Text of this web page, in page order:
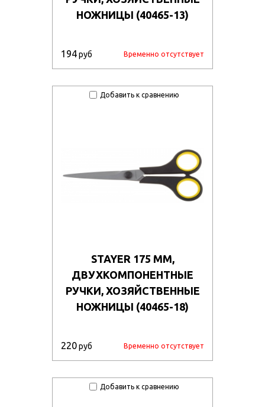
НОЖНИЦЫ (40465-13)
194руб Временно отсутствует
Добавить к сравнению
STAYER 175 ММ,
ДВУХКОМПОНЕНТНЫЕ
РУЧКИ, ХОЗЯЙСТВЕННЫЕ
НОЖНИЦЫ (40465-18)
220руб Временно отсутствует
Добавить к сравнению